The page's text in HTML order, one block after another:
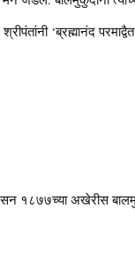
‘ब्रह्मानंद
सन १८७७च्या अखेरीस